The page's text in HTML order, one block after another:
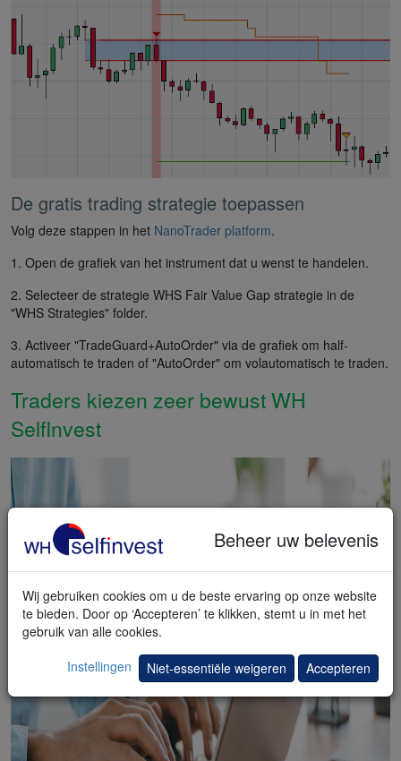
De gratis trading strategie toepassen
Volg deze stappen in het NanoTrader platform.
1. Open de grafiek van het instrument dat u wenst te handelen.
2. Selecteer de strategie WHS Fair Value Gap strategie in de
"WHS Strategies" folder.
3. Activeer "TradeGuard+AutoOrder" via de grafiek om half-
automatisch te traden of "AutoOrder" om volautomatisch te traden.
Traders kiezen zeer bewust WH
SelfInvest
Beheer uw belevenis
Wij gebruiken cookies om u de beste ervaring op onze website
te bieden. Door op ‘Accepteren’ te klikken, stemt u in met het
gebruik van alle cookies.
Instellingen
Niet-essentiële weigeren Accepteren